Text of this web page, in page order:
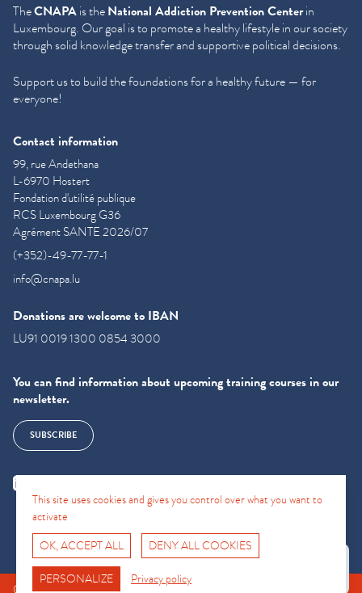
Fro No
TheCNAPAis theNational Addiction Prevention Centerin
Luxembourg. Our goal is to promote a healthy lifestyle in our society
through solid knowledge transfer and supportive political decisions.
Support us to build the foundations for a healthy future — for
everyone!
Contact information
99, rue Andethana
L-6970 Hostert
Fondation d'utilité publique
RCS Luxembourg G36
Agrément SANTE 2026/07
(+352)-49-77-77-1
info@cnapa.lu
Donations are welcome to IBAN
LU91 0019 1300 0854 3000
You can find information about upcoming training courses in our
newsletter.
SUBSCRIBE
This site uses cookies and gives you control over what you want to
activate
OK, ACCEPT ALL
DENY ALL COOKIES
PERSONALIZE Privacy policy